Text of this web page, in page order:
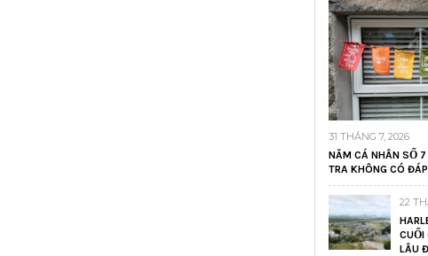
31 THÁNG 7, 2026
NĂM CÁ NHÂN SỐ
TRA KHÔNG CÓ
22
CUỐI
LÂU